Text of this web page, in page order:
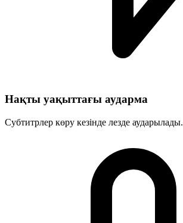
Нақты уақыттағы аударма
Субтитрлер көру кезінде лезде аударылады.